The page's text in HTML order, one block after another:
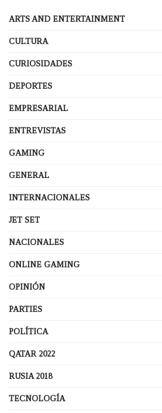
ARTS AND ENTERTAINMENT
CULTURA
CURIOSIDADES
DEPORTES
EMPRESARIAL
ENTREVISTAS
GAMING
GENERAL
INTERNACIONALES
JET SET
NACIONALES
ONLINE GAMING
OPINIÓN
PARTIES
POLÍTICA
QATAR 2022
RUSIA 2018
TECNOLOGÍA